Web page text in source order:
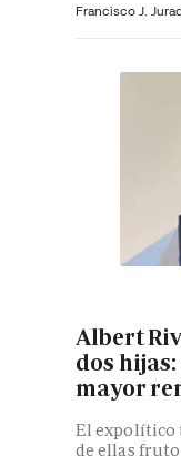
Francisco J.
Albert
dos
mayor
El expolítico
de ellas